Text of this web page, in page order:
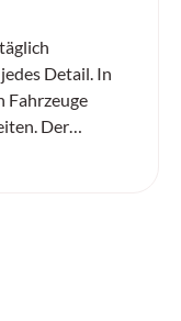
Detail. In
Fahrzeuge
Der